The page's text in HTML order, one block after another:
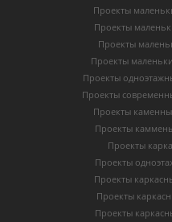
Проекты
Проекты
Проекты
Проекты
Проекты
Проекты
Проекты
Проекты
Проекты
Проекты
Проекты
Проекты
Проекты